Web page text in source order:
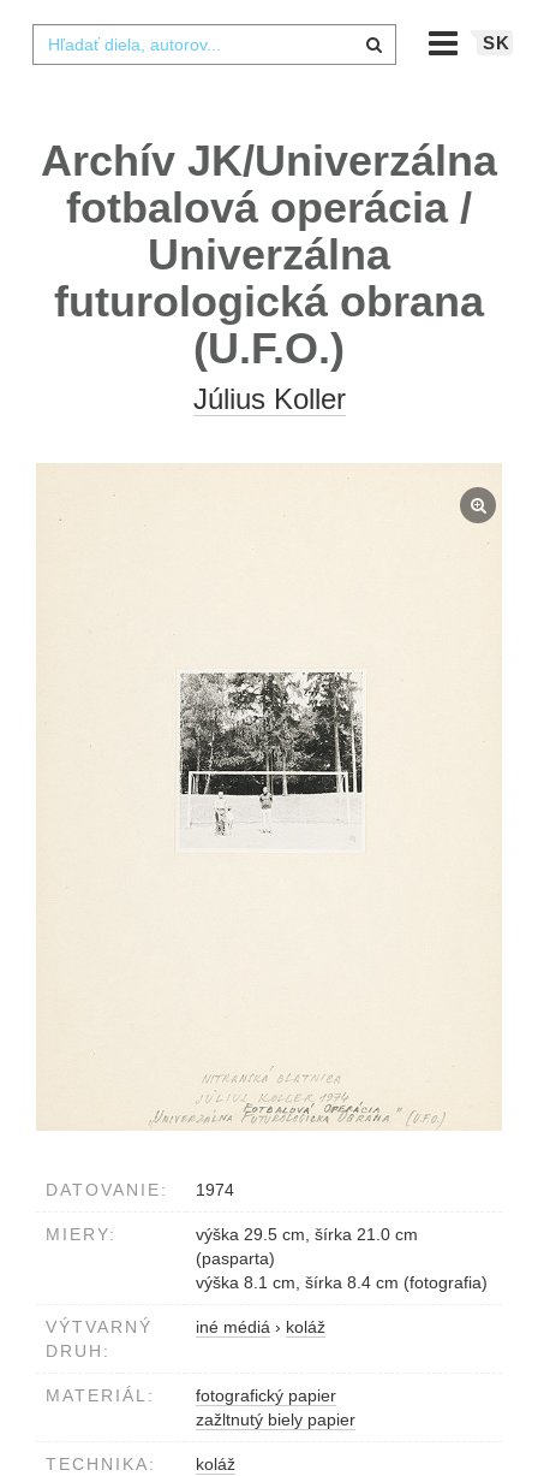
SK
Archív JK/Univerzálna
fotbalová operácia /
Univerzálna
futurologická obrana
(U.F.O.)
Július Koller
DATOVANIE: 1974
MIERY:
výška 29.5 cm, šírka 21.0 cm
(pasparta)
výška 8.1 cm, šírka 8.4 cm (fotografia)
VÝTVARNÝ
DRUH:
iné médiá › koláž
MATERIÁL:
fotografický papier
zažltnutý biely papier
TECHNIKA:
koláž